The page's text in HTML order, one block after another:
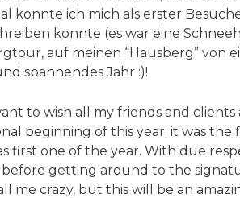
konnte ich mich als erster
konnte (es war eine
auf meinen “Hausberg” von
spannendes Jahr :)!
to wish all my friends and
beginning of this year: it was
first one of the year. With due
getting around to the
me crazy, but this will be an